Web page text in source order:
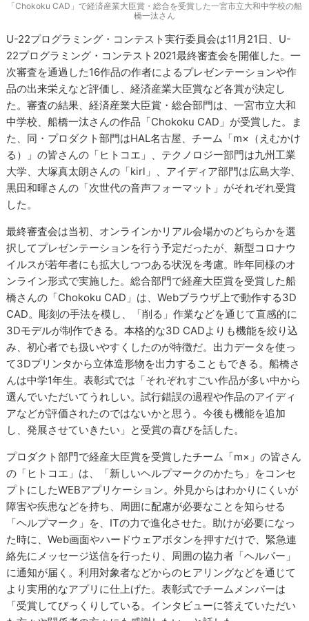
「Chokoku CAD」で経済産業大臣賞・総合を受賞した一宮市立大和中学校の船
橋一汰さん
U-22プログラミング・コンテスト実行委員会は11月21日、U-
22プログラミング・コンテスト2021最終審査会を開催した。一
次審査を通過した16作品の作者によるプレゼンテーションや作
品の出来栄えなど評価し、経済産業大臣賞など各賞が決定し
た。審査の結果、経済産業大臣賞・総合部門は、一宮市立大和
中学校、船橋一汰さんの作品「Chokoku CAD」が受賞した。ま
た、同・プロダクト部門はHAL名古屋、チーム「m×（えむかけ
る）」の皆さんの「ヒトコエ」、テクノロジー部門は九州工業
大学、大塚真太朗さんの「kirl」、アイディア部門は広島大学、
黒田和暉さんの「次世代の音声フォーマット」がそれぞれ受賞
した。
最終審査会は当初、オンラインかリアル会場かのどちらかを選
択してプレゼンテーションを行う予定だったが、新型コロナウ
イルスが若年者にも拡大しつつある状況を考慮。昨年同様のオ
ンライン形式で実施した。総合部門で経産大臣賞を受賞した船
橋さんの「Chokoku CAD」は、Webブラウザ上で動作する3D
CAD。彫刻の手法を模し、「削る」作業などを通じて直感的に
3Dモデルが制作できる。本格的な3D CADよりも機能を絞り込
み、初心者でも扱いやすくしたのが特徴だ。出力データを使っ
て3Dプリンタから立体造形物を出力することもできる。船橋さ
んは中学1年生。表彰式では「それぞれすごい作品が多い中から
選んでいただいてうれしい。試行錯誤の過程や作品のアイディ
アなどが評価されたのではないかと思う。今後も機能を追加
し、発展させていきたい」と受賞の喜びを話した。
プロダクト部門で経産大臣賞を受賞したチーム「m×」の皆さん
の「ヒトコエ」は、「新しいヘルプマークのかたち」をコンセ
プトにしたWEBアプリケーション。外見からはわかりにくいが
障害や疾患などを持ち、周囲に配慮が必要なことを知らせる
「ヘルプマーク」を、ITの力で進化させた。助けが必要になっ
た時に、Web画面やハードウェアボタンを押すだけで、緊急連
絡先にメッセージ送信を行ったり、周囲の協力者「ヘルパー」
に通知が届く。利用対象者などからのヒアリングなどを通じて
より実用的なアプリに仕上げた。表彰式でチームメンバーは
「受賞してびっくりしている。インタビューに答えていただい